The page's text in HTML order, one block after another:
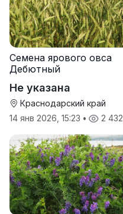
Семена ярового овса
Дебютный
Не указана
Краснодарский край
14 янв 2026, 15:23 • 2 432